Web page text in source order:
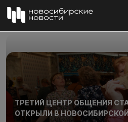
ТРЕТИЙ ЦЕНТР ОБЩЕНИЯ
ОТКРЫЛИ В